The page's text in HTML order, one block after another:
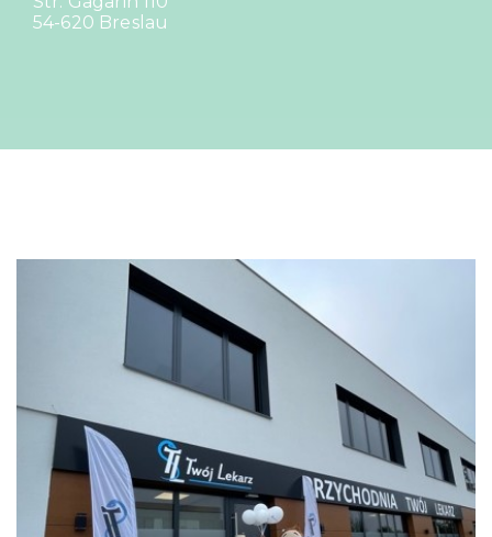
54-620 Breslau